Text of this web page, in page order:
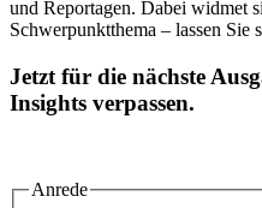
und Reportagen. Dabei widmet
Schwerpunktthema – lassen Sie
Jetzt für die nächste
Insights verpassen.
Anrede